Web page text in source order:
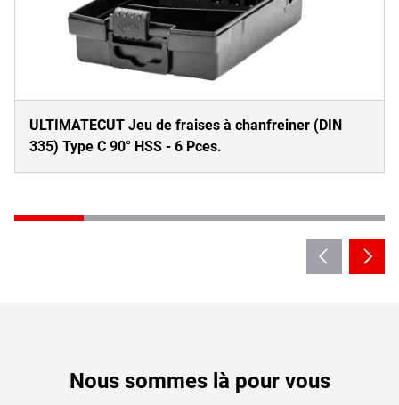
ULTIMATECUT Jeu de fraises à chanfreiner (DIN
335) Type C 90° HSS - 6 Pces.
Nous sommes là pour vous